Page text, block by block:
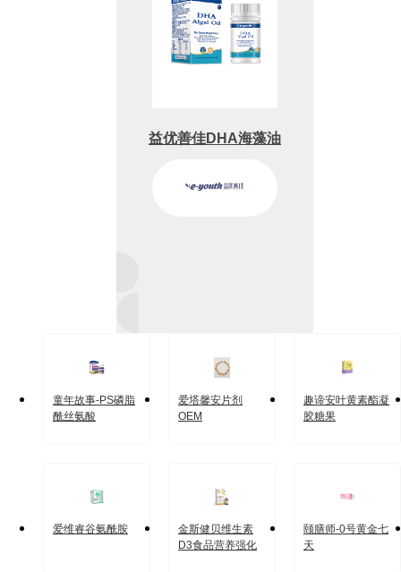
益优善佳DHA海藻油
童年故事-PS磷脂
酰丝氨酸
爱塔馨安片剂
OEM
趣谛安叶黄素酯凝
胶糖果
爱维睿谷氨酰胺
金斯健贝维生素
D3食品营养强化
颐膳师-0号黄金七
天